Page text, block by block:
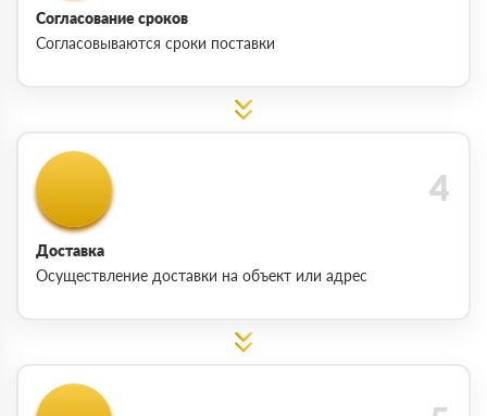
Согласование сроков
Согласовываются сроки поставки
Доставка
Осуществление доставки на объект или адрес